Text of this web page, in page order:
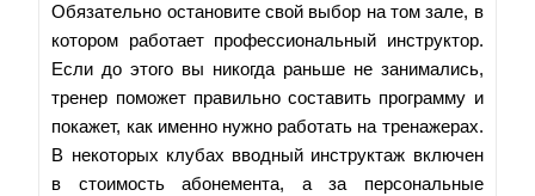
Обязательно остановите свой выбор на том зале, в
котором работает профессиональный инструктор.
Если до этого вы никогда раньше не занимались,
тренер поможет правильно составить программу и
покажет, как именно нужно работать на тренажерах.
В некоторых клубах вводный инструктаж включен
в стоимость абонемента, а за персональные